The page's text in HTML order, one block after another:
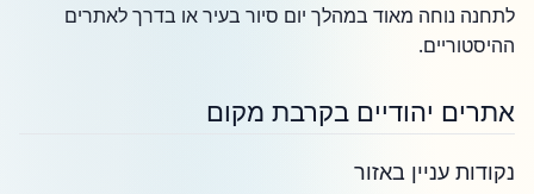
לתחנה נוחה מאוד במהלך יום סיור בעיר או בדרך לאתרים
ההיסטוריים.
אתרים יהודיים בקרבת מקום
נקודות עניין באזור